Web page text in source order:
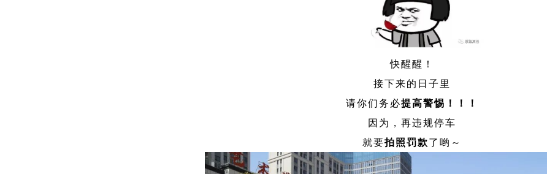
快醒醒！
接下来的日子里
请你们务必提高警惕！！！
因为，再违规停车
就要拍照罚款了 哟～